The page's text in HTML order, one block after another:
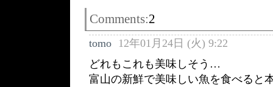
Comments:2
tomo
12年01月24日 (火) 9:22
どれもこれも美味しそう…
富山の新鮮で美味しい魚を食べると